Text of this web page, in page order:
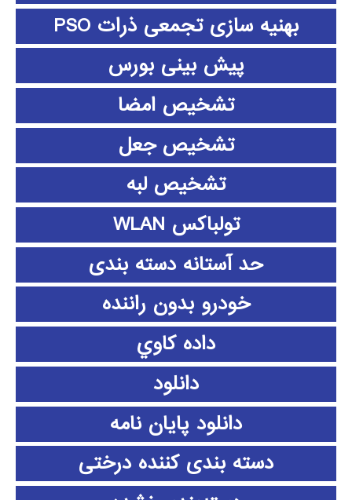
بهنیه سازی تجمعی ذرات PSO
پیش بینی بورس
تشخیص امضا
تشخیص جعل
تشخیص لبه
تولباکس WLAN
حد آستانه دسته بندی
خودرو بدون راننده
داده كاوي
دانلود
دانلود پايان نامه
دسته بندی کننده درختی